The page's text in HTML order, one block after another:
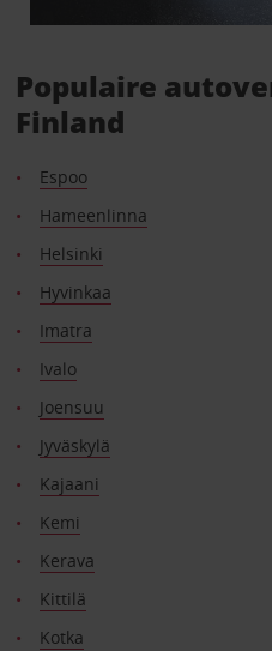
Populaire
Finland
Espoo
Hameenlinna
Helsinki
Hyvinkaa
Imatra
Ivalo
Joensuu
Jyväskylä
Kajaani
Kemi
Kerava
Kittilä
Kotka